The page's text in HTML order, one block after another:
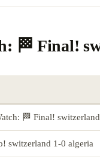
🏁 Final!
🏁 Final!
switzerland 1-0 algeria